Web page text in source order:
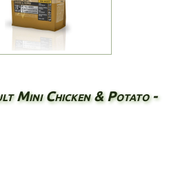
Mini Chicken & Potato -